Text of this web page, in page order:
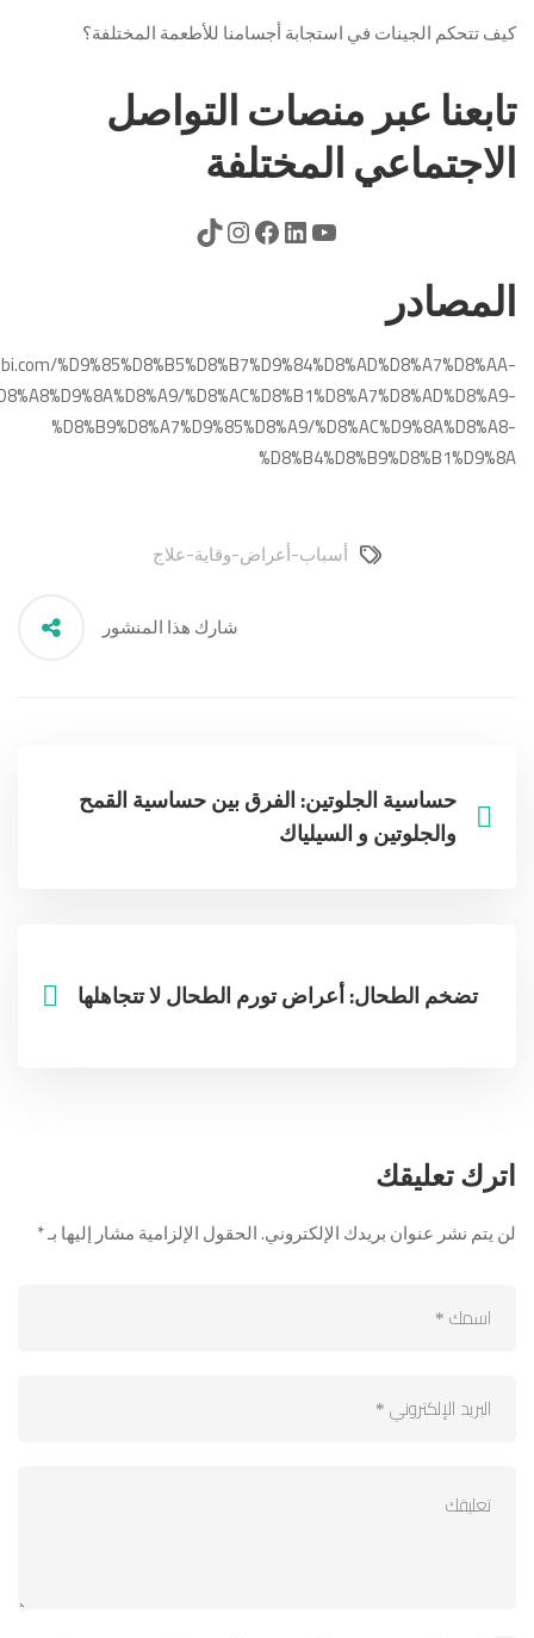
كيف تتحكم الجينات في استجابة أجسامنا للأطعمة المختلفة؟
تابعنا عبر منصات التواصل
الاجتماعي المختلفة
المصادر
%D9%85%D8%B5%D8%B7%D9%84%D8%AD%D8%A7%D8%AA-
%D8%AC%D8%B1%D8%A7%D8%AD%D8%A9-
%D8%B9%D8%A7%D9%85%D8%A9/%D8%AC%D9%8A%D8%A8-
%D8%B4%D8%B9%D8%B1%D9%8A
أسباب-أعراض-وقاية-علاج
شارك هذا المنشور
حساسية الجلوتين: الفرق بين حساسية القمح
والجلوتين و السيلياك
تضخم الطحال: أعراض تورم الطحال لا تتجاهلها
اترك تعليقك
لن يتم نشر عنوان بريدك الإلكتروني.الحقول الإلزامية مشار إليها بـ*